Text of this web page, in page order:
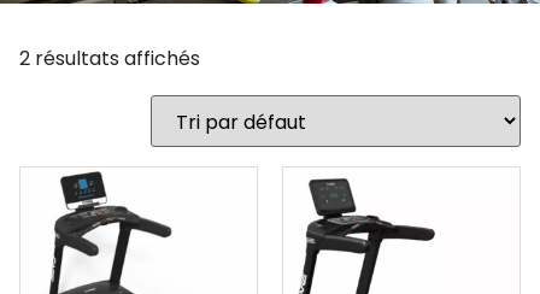
2 résultats affichés